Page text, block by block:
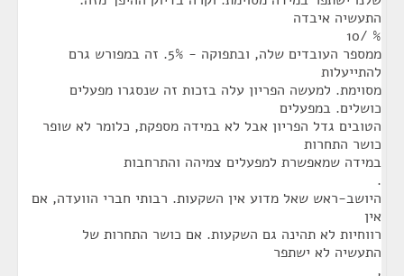
התעשיה איבדה
% /10
ממספר העובדים שלה, ובתפוקה - 5%. זה במפורש גרם
להתייעלות
מסוימת. למעשה הפריון עלה בזכות זה שנסגרו מפעלים
כושלים. במפעלים
הטובים גדל הפריון אבל לא במידה מספקת, כלומר לא שופר
כושר התחרות
במידה שמאפשרת למפעלים צמיהה והתרחבות
.
היושב-ראש שאל מדוע אין השקעות. רבותי חברי הוועדה, אם
אין
רווחיות לא תהינה גם השקעות. אם כושר התחרות של
התעשיה לא ישתפר
,